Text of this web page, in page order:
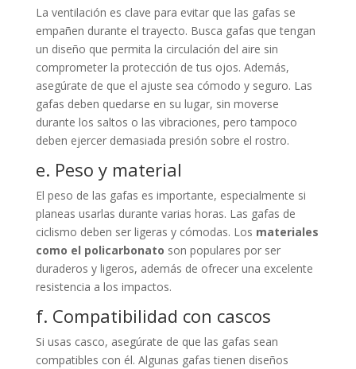
La ventilación es clave para evitar que las gafas se
empañen durante el trayecto. Busca gafas que tengan
un diseño que permita la circulación del aire sin
comprometer la protección de tus ojos. Además,
asegúrate de que el ajuste sea cómodo y seguro. Las
gafas deben quedarse en su lugar, sin moverse
durante los saltos o las vibraciones, pero tampoco
deben ejercer demasiada presión sobre el rostro.
e. Peso y material
El peso de las gafas es importante, especialmente si
planeas usarlas durante varias horas. Las gafas de
ciclismo deben ser ligeras y cómodas. Los materiales
como el policarbonato son populares por ser
duraderos y ligeros, además de ofrecer una excelente
resistencia a los impactos.
f. Compatibilidad con cascos
Si usas casco, asegúrate de que las gafas sean
compatibles con él. Algunas gafas tienen diseños